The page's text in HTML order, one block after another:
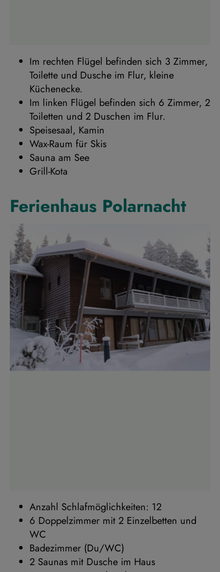
Im rechten Flügel befinden sich 3 Zimmer,
Toilette und Dusche im Flur, kleine
Küchenecke.
Im linken Flügel befinden sich 6 Zimmer, 2
Toiletten und 2 Duschen im Flur.
Speisesaal, Kamin
Wax-Raum für Skis
Sauna am See
Grill-Kota
Ferienhaus Polarnacht
Anzahl Schlafmöglichkeiten: 12
6 Doppelzimmer mit 2 Einzelbetten und
WC
Badezimmer (Du/WC)
2 Saunas mit Dusche im Haus